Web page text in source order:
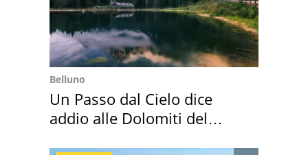
Belluno
Un Passo dal Cielo dice
addio alle Dolomiti del